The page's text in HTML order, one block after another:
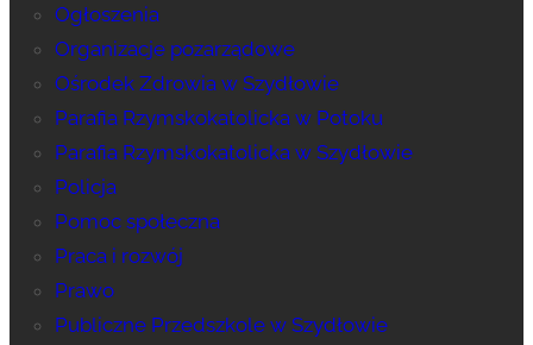
Ogłoszenia
Organizacje pozarządowe
Ośrodek Zdrowia w Szydłowie
Parafia Rzymskokatolicka w Potoku
Parafia Rzymskokatolicka w Szydłowie
Policja
Pomoc społeczna
Praca i rozwój
Prawo
Publiczne Przedszkole w Szydłowie